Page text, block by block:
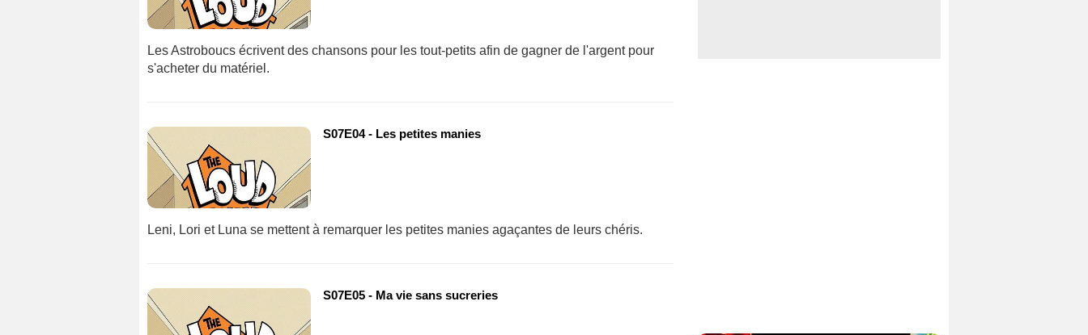
Les Astroboucs écrivent des chansons pour les tout-petits afin de gagner de l'argent pour
s'acheter du matériel.
S07E04 - Les petites manies
Leni, Lori et Luna se mettent à remarquer les petites manies agaçantes de leurs chéris.
S07E05 - Ma vie sans sucreries